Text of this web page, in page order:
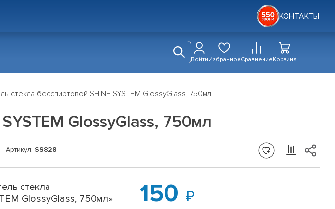
КОНТАКТЫ
ВойтиИзбранноеСравнениеКорзина
стекла бесспиртовой SHINE SYSTEM GlossyGlass, 750мл
GlossyGlass, 750мл
Артикул: SS828
стекла
GlossyGlass, 750мл»
150